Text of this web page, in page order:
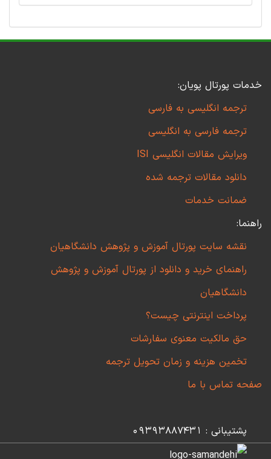
خدمات پورتال پویان:
ترجمه انگلیسی به فارسی
ترجمه فارسی به انگلیسی
ویرایش مقالات انگلیسی ISI
دانلود مقالات ترجمه شده
ضمانت خدمات
راهنما:
نقشه سایت پورتال آموزش و پژوهش دانشگاهیان
راهنمای خرید و دانلود از پورتال آموزش و پژوهش
دانشگاهیان
پرداخت اینترنتی چیست؟
حق مالکیت معنوی سفارشات
تخمین هزینه و زمان تحویل ترجمه
صفحه تماس با ما
پشتیبانی : 09393887431